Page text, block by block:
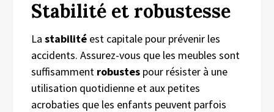
Stabilité et robustesse
La stabilité est capitale pour prévenir les
accidents. Assurez-vous que les meubles sont
suffisamment robustes pour résister à une
utilisation quotidienne et aux petites
acrobaties que les enfants peuvent parfois